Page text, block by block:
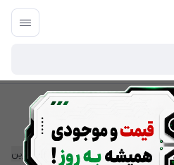
ابزار برقی / فرزها / فرز آهنگری
ترتیب نمایش : جدیدترین